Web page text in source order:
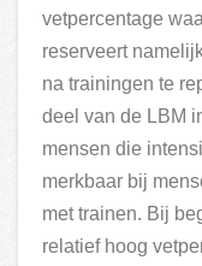
vetpercentage
reserveert
na trainingen te
deel van de LBM
mensen die
merkbaar bij
met trainen. Bij
relatief hoog